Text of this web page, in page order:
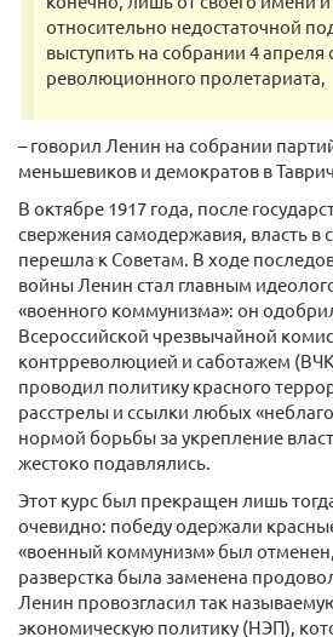
относительно недостаточной
выступить на собрании 4 апреля
революционного пролетариата,
– говорил Ленин на собрании
меньшевиков и демократов в
В октябре 1917 года, после
свержения самодержавия, власть в
перешла к Советам. В ходе
войны Ленин стал главным
«военного коммунизма»: он
Всероссийской чрезвычайной
контрреволюцией и саботажем
проводил политику красного
расстрелы и ссылки любых
нормой борьбы за укрепление
жестоко подавлялись.
Этот курс был прекращен лишь
очевидно: победу одержали
«военный коммунизм» был
разверстка была заменена
Ленин провозгласил так
экономическую политику (НЭП),